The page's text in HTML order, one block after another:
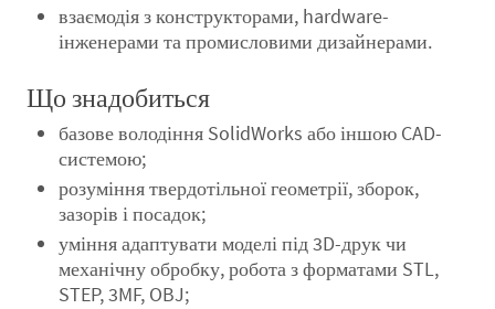
взаємодія з конструкторами, hardware-
інженерами та промисловими дизайнерами.
Що знадобиться
базове володіння SolidWorks або іншою CAD-
системою;
розуміння твердотільної геометрії, зборок,
зазорів і посадок;
уміння адаптувати моделі під 3D-друк чи
механічну обробку, робота з форматами STL,
STEP, 3MF, OBJ;